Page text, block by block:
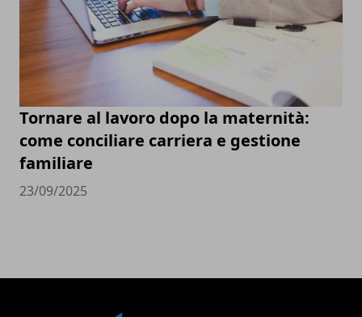
Tornare al lavoro dopo la maternità:
come conciliare carriera e gestione
familiare
23/09/2025